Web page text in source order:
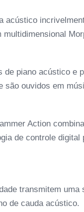
acústico
de piano acústico e
são ouvidos em
Action
de controle digital
transmitem uma
de cauda acústico.